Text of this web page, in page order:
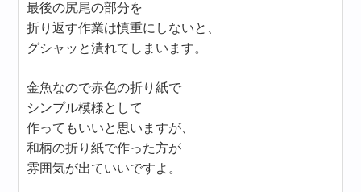
最後の尻尾の部分を
折り返す作業は慎重にしないと、
グシャッと潰れてしまいます。
金魚なので赤色の折り紙で
シンプル模様として
作ってもいいと思いますが、
和柄の折り紙で作った方が
雰囲気が出ていいですよ。